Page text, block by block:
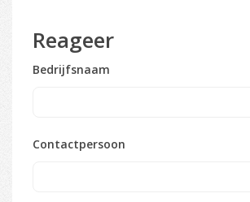
Reageer
Bedrijfsnaam
Contactpersoon